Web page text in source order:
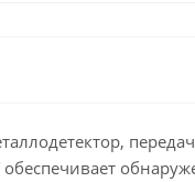
обеспечивает